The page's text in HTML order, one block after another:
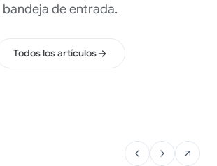
bandeja de entrada.
Todos los artículos